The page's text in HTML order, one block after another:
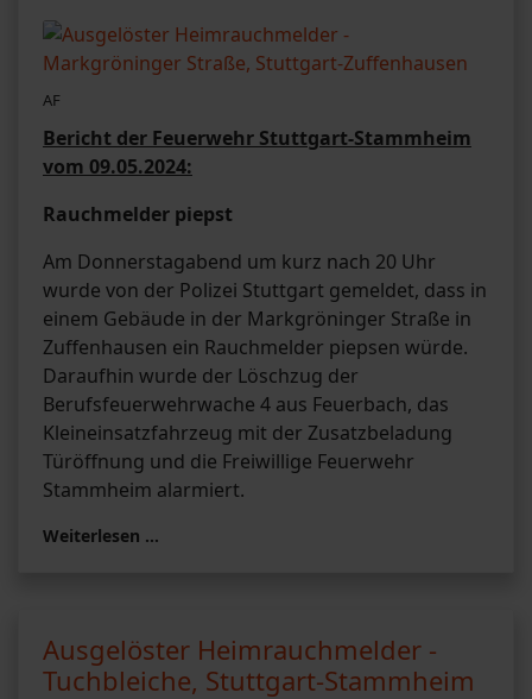
AF
Bericht der Feuerwehr Stuttgart-Stammheim
vom 09.05.2024:
Rauchmelder piepst
Am Donnerstagabend um kurz nach 20 Uhr
wurde von der Polizei Stuttgart gemeldet, dass in
einem Gebäude in der Markgröninger Straße in
Zuffenhausen ein Rauchmelder piepsen würde.
Daraufhin wurde der Löschzug der
Berufsfeuerwehrwache 4 aus Feuerbach, das
Kleineinsatzfahrzeug mit der Zusatzbeladung
Türöffnung und die Freiwillige Feuerwehr
Stammheim alarmiert.
Weiterlesen …
Ausgelöster Heimrauchmelder -
Tuchbleiche, Stuttgart-Stammheim